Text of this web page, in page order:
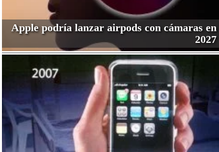
Apple podría lanzar airpods con cámaras en
2027